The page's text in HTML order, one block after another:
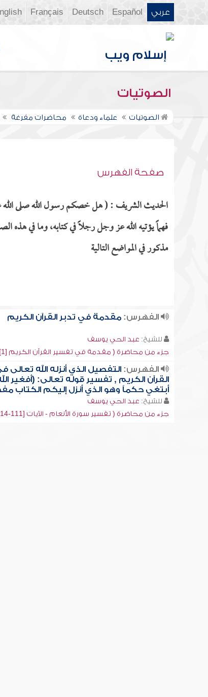
عربي Español
Deutsch
Français
الصوتيات
الصوتيات علماء ودعاة محاضرات مفرغة
صفحة الفهرس
الحديث الشريف : ( هل خصكم رسول الله صلى الله
فهماً يؤتيه الله عز وجل رجلاً في كتابه، وما في هذه
مذكور في المواضع التالية
الفهرس:مقدمة في تدبر القرآن الكريم
للشيخ: عبد الحي يوسف
جزء من محاضرة ( مقدمة في تفسير القرآن الكريم [1])
الفهرس:التفصيل الذي أنزله الله تعالى
القرآن الكريم , تفسير قوله تعالى: (أفغير
أبتغي حكماً وهو الذي أنزل إليكم الكتاب
للشيخ: عبد الحي يوسف
جزء من محاضرة ( تفسير سورة الأنعام - الآيات [111-114])